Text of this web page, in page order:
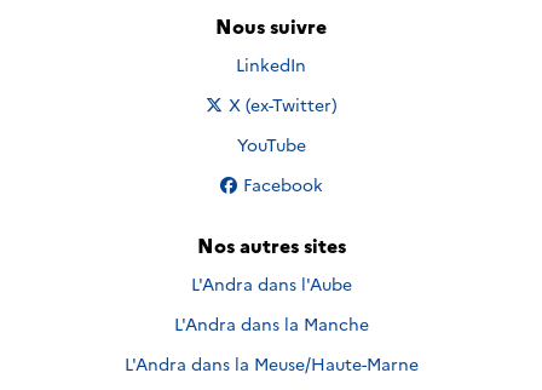
Nous suivre
Nous suivre sur
LinkedIn
Nous suivre sur
X (ex-Twitter)
Nous suivre sur
YouTube
Nous suivre sur
Facebook
Nos autres sites
L'Andra dans l'Aube
L'Andra dans la Manche
L'Andra dans la Meuse/Haute-Marne